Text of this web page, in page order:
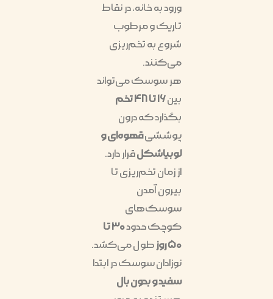
ورود به خانه، در نقاط
تاریک و مرطوب
شروع به تخم‌ریزی
می‌کنند.
هر سوسک می‌تواند
بین۱۶ تا ۴۸ تخم
بگذارد که درون
پوششیقهوه‌ای و
لوبیاشکلقرار دارد.
از زمان تخم‌ریزی تا
بیرون آمدن
سوسک‌های
کوچک حدود
۳۰ تا
۵۰ روز
طول می‌کشد.
نوزادان سوسک در ابتدا
سفید و بدون بال